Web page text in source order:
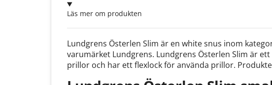
Läs mer om produkten
Lundgrens Österlen Slim är en white snus inom
varumärket Lundgrens. Lundgrens Österlen Slim är
prillor och har ett flexlock för använda prillor.